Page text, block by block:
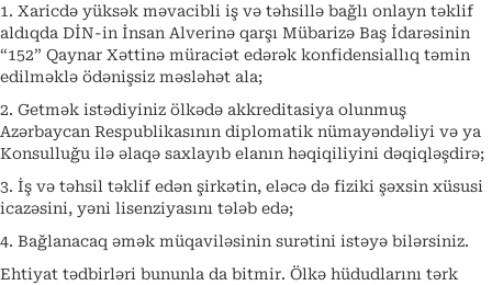
1. Xaricdə yüksək məvacibli iş və təhsillə bağlı onlayn təklif
aldıqda DİN-in İnsan Alverinə qarşı Mübarizə Baş İdarəsinin
“152” Qaynar Xəttinə müraciət edərək konfidensiallıq təmin
edilməklə ödənişsiz məsləhət ala;
2. Getmək istədiyiniz ölkədə akkreditasiya olunmuş
Azərbaycan Respublikasının diplomatik nümayəndəliyi və ya
Konsulluğu ilə əlaqə saxlayıb elanın həqiqiliyini dəqiqləşdirə;
3. İş və təhsil təklif edən şirkətin, eləcə də fiziki şəxsin xüsusi
icazəsini, yəni lisenziyasını tələb edə;
4. Bağlanacaq əmək müqaviləsinin surətini istəyə bilərsiniz.
Ehtiyat tədbirləri bununla da bitmir. Ölkə hüdudlarını tərk